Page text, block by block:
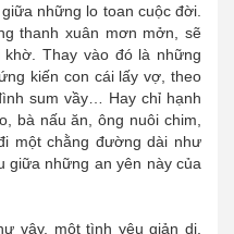
những lo toan cuộc đời.
thanh xuân mơn mởn, sẽ
Thay vào đó là những
kiến con cái lấy vợ, theo
sum vầy… Hay chỉ hạnh
bà nấu ăn, ông nuôi chim,
một chằng đường dài như
giữa những an yên này của
vậy, một tình yêu giản dị,